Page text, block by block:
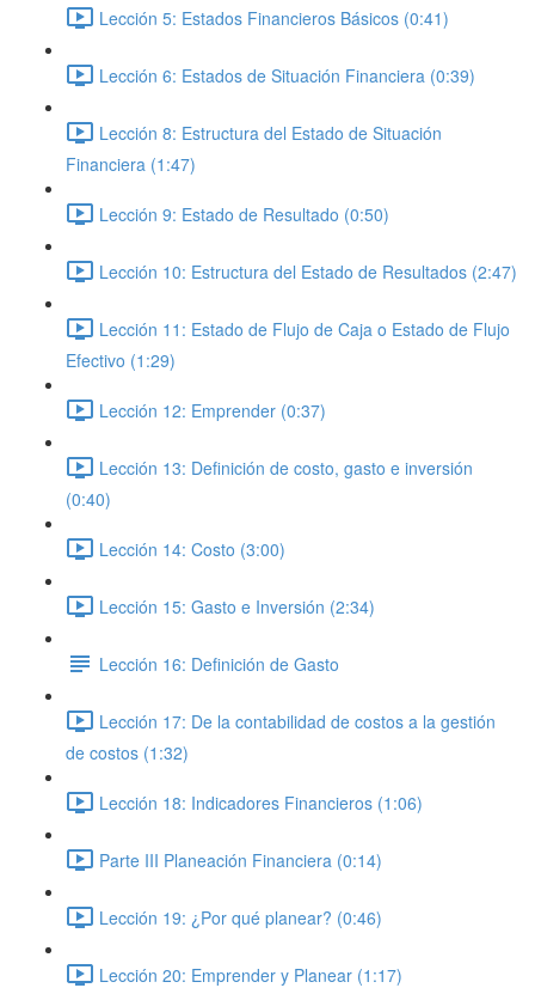
Lección 5: Estados Financieros Básicos (0:41)
Lección 6: Estados de Situación Financiera (0:39)
Lección 8: Estructura del Estado de Situación
Financiera (1:47)
Lección 9: Estado de Resultado (0:50)
Lección 10: Estructura del Estado de Resultados (2:47)
Lección 11: Estado de Flujo de Caja o Estado de Flujo
Efectivo (1:29)
Lección 12: Emprender (0:37)
Lección 13: Definición de costo, gasto e inversión
(0:40)
Lección 14: Costo (3:00)
Lección 15: Gasto e Inversión (2:34)
Lección 16: Definición de Gasto
Lección 17: De la contabilidad de costos a la gestión
de costos (1:32)
Lección 18: Indicadores Financieros (1:06)
Parte III Planeación Financiera (0:14)
Lección 19: ¿Por qué planear? (0:46)
Lección 20: Emprender y Planear (1:17)